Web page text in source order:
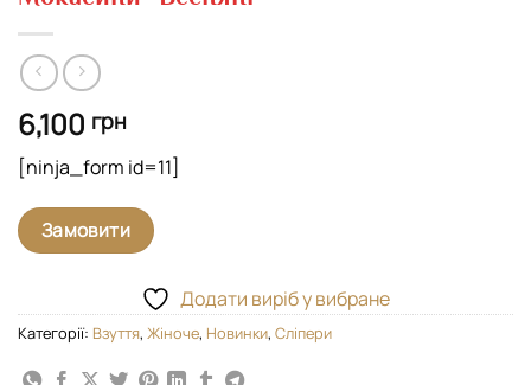
6,100 грн
[ninja_form id=11]
Замовити
Додати виріб у вибране
Категорії: Взуття, Жіноче, Новинки, Сліпери